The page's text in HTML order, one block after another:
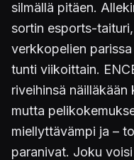
silmällä pitäen.
sortin esports-
verkkopelien
tunti viikoittain.
riveihinsä
mutta
miellyttävämpi ja –
paranivat. Joku